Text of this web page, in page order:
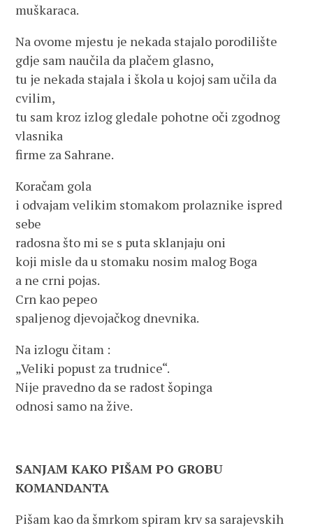
muškaraca.
Na ovome mjestu je nekada stajalo porodilište
gdje sam naučila da plačem glasno,
tu je nekada stajala i škola u kojoj sam učila da
cvilim,
tu sam kroz izlog gledale pohotne oči zgodnog
vlasnika
firme za Sahrane.
Koračam gola
i odvajam velikim stomakom prolaznike ispred
sebe
radosna što mi se s puta sklanjaju oni
koji misle da u stomaku nosim malog Boga
a ne crni pojas.
Crn kao pepeo
spaljenog djevojačkog dnevnika.
Na izlogu čitam :
„Veliki popust za trudnice“.
Nije pravedno da se radost šopinga
odnosi samo na žive.
SANJAM KAKO PIŠAM PO GROBU
KOMANDANTA
Pišam kao da šmrkom spiram krv sa sarajevskih